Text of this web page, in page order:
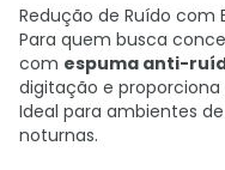
Redução de Ruído com
Para quem busca
com espuma anti-
digitação e proporciona
Ideal para ambientes
noturnas.